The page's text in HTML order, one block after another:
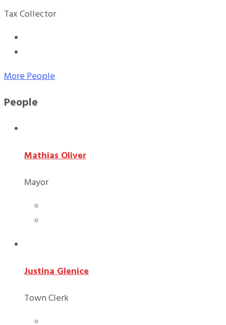
Tax Collector
More People
People
Mathias Oliver
Mayor
Justina Glenice
Town Clerk